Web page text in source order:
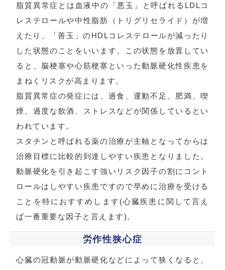
脂質異常症とは血液中の「悪玉」と呼ばれるLDLコ
レステロールや中性脂肪（トリグリセライド）が増
えたり、「善玉」のHDLコレステロールが減ったり
した状態のことをいいます。この状態を放置してい
ると、脳梗塞や心筋梗塞といった動脈硬化性疾患を
まねくリスクが高まります。
脂質異常症の発症には、過食、運動不足、肥満、喫
煙、過度な飲酒、ストレスなどが関係しているとい
われています。
スタチンと呼ばれる薬の治療が主軸となってからは
治療目標に比較的到達しやすい疾患となりました。
動脈硬化を引き起こす強いリスク因子の割にコント
ロールはしやすい疾患ですので早めに治療を受ける
ことを特におすすめします(心臓疾患に関して言え
ば一番重要な因子と言えます)。
労作性狭心症
心臓の冠動脈が動脈硬化などによって狭くなると、